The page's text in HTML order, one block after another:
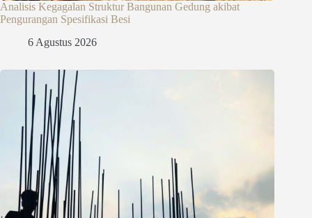
Analisis Kegagalan Struktur Bangunan Gedung akibat
Pengurangan Spesifikasi Besi
6 Agustus 2026